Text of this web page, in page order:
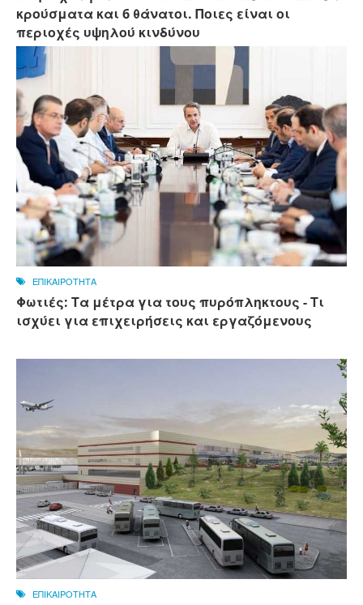
κρούσματα και 6 θάνατοι. Ποιες είναι οι
περιοχές υψηλού κινδύνου
ΕΠΙΚΑΙΡΟΤΗΤΑ
Φωτιές: Τα μέτρα για τους πυρόπληκτους - Τι
ισχύει για επιχειρήσεις και εργαζόμενους
ΕΠΙΚΑΙΡΟΤΗΤΑ